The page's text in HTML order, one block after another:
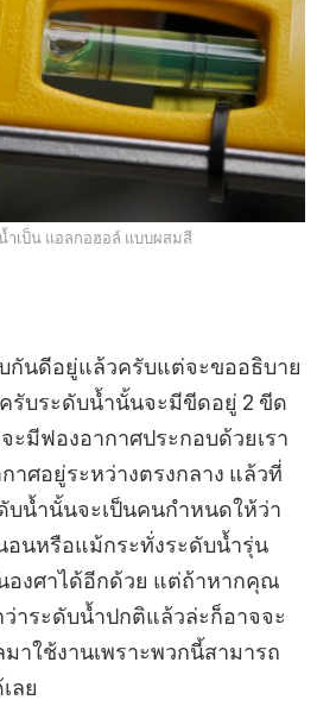
ำเป็น แอลกอฮอล์ แบบผสมสี
กันดีอยู่แล้วครับแต่จะขออธิบาย
รับระดับน้ำนั้นจะมีขีดอยู่ 2 ขีด
ะมีฟองอากาศประกอบด้วยเรา
าศอยู่ระหว่างตรงกลาง แล้วที่
บน้ำนั้นจะเป็นคนกำหนดให้ว่า
นหรือแม้กระทั่งระดับน้ำรุ่น
องศาได้อีกด้วย แต่ถ้าหากคุณ
าระดับน้ำปกติแล้วล่ะก็อาจจะ
าใช้งานเพราะพวกนี้สามารถ
ลย